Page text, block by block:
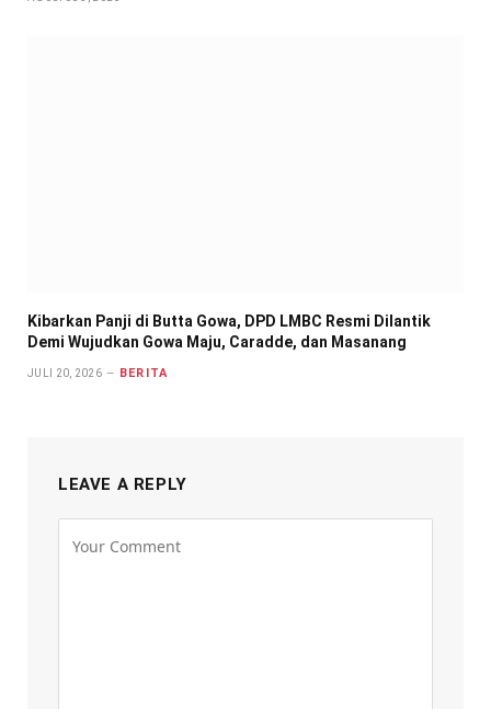
Kibarkan Panji di Butta Gowa, DPD LMBC Resmi Dilantik
Demi Wujudkan Gowa Maju, Caradde, dan Masanang
JULI 20, 2026 BERITA
LEAVE A REPLY